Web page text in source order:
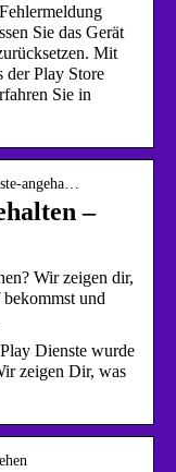
Sie das Gerät
Mit
der Play Store
Sie in
angeha…
–
Wir zeigen dir,
und
Dienste wurde
zeigen Dir, was